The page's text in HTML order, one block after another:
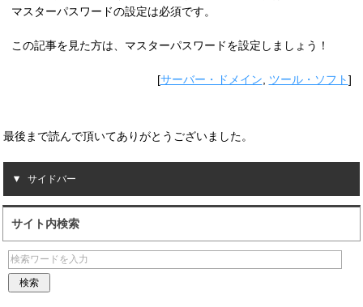
マスターパスワードの設定は必須です。
この記事を見た方は、マスターパスワードを設定しましょう！
[サーバー・ドメイン ツール・ソフト]
最後まで読んで頂いてありがとうございました。
サイドバー
サイト内検索